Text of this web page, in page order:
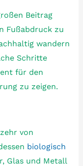
Beitrag
Fußabdruck zu
wandern
Schritte
für den
zu zeigen.
von
biologisch
Glas und Metall